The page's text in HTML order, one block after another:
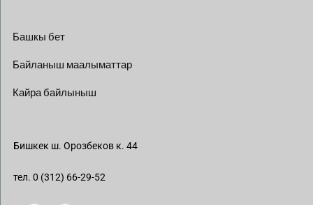
Башкы бет
Байланыш маалыматтар
Кайра байлыныш
Бишкек ш. Орозбеков к. 44
тел. 0 (312) 66-29-52